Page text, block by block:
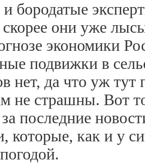
бородатые
они уже
экономики
подвижки в
нет, да что уж
не страшны. Вот
последние
которые, как и у